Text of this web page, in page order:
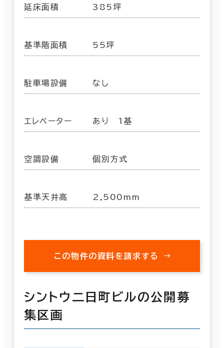
延床面積 385坪
基準階面積 55坪
駐車場設備 なし
エレベーター あり 1基
空調設備 個別方式
基準天井高 2,500mm
この物件の資料を請求する
シントウ二日町ビルの公開募
集区画